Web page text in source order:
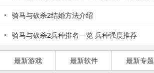
骑马与砍杀2结婚方法介绍
骑马与砍杀2兵种排名一览 兵种强度推荐
最新游戏 最新软件 最新专题